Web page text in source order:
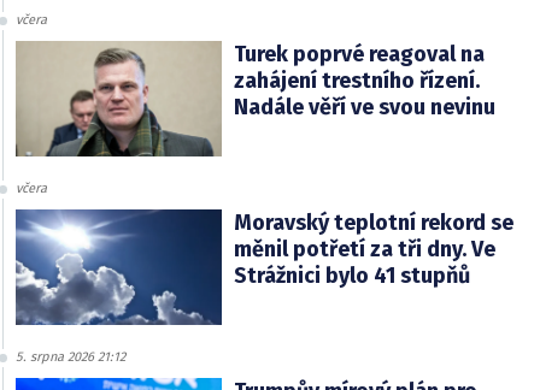
včera
Turek poprvé reagoval na
zahájení trestního řízení.
Nadále věří ve svou nevinu
včera
Moravský teplotní rekord se
měnil potřetí za tři dny. Ve
Strážnici bylo 41 stupňů
5. srpna 2026 21:12